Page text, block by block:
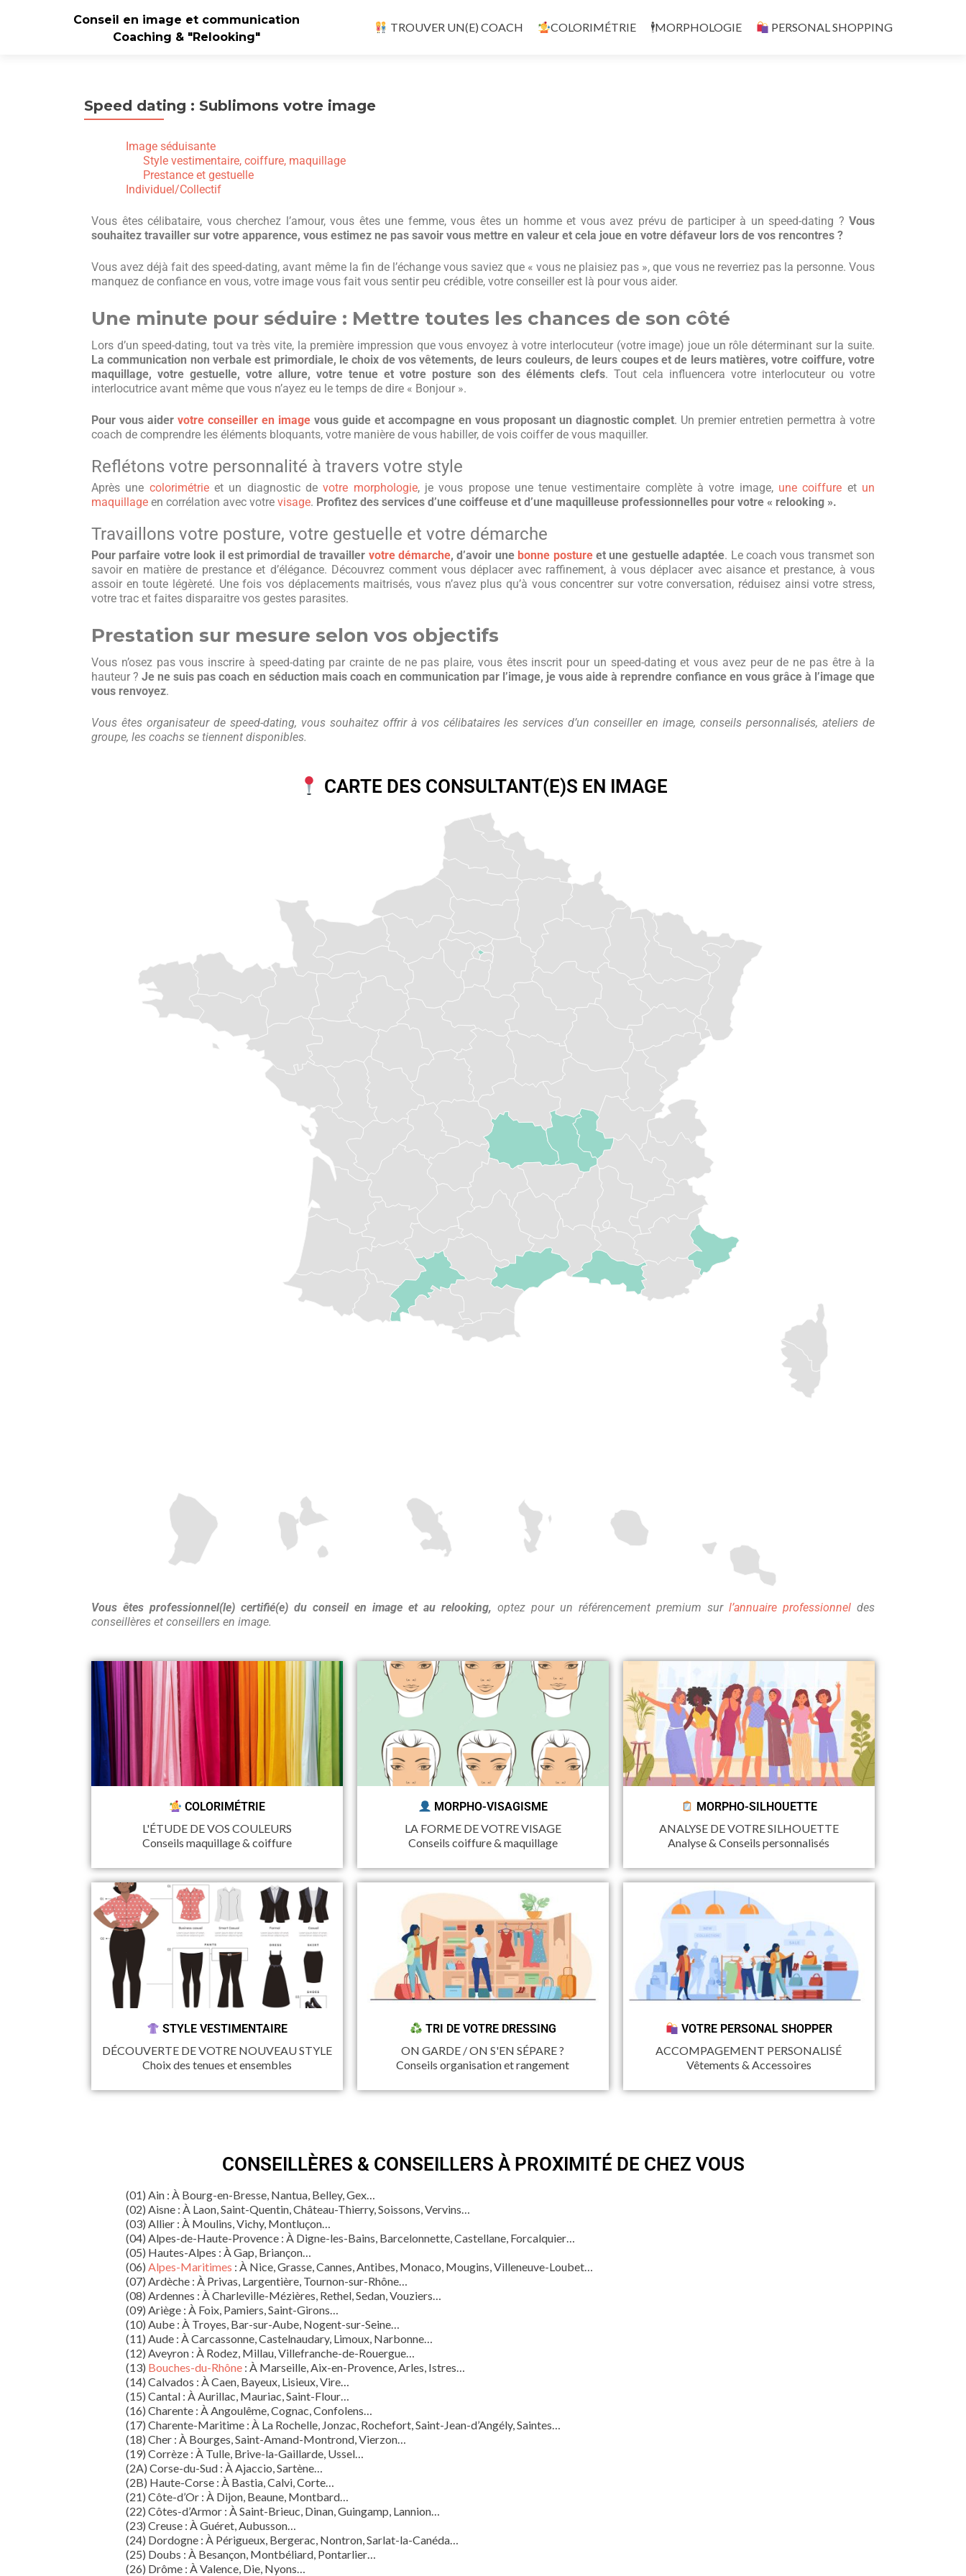
Conseil en image et communication
Coaching & "Relooking"
TROUVER UN(E) COACH COLORIMÉTRIE 🕴️MORPHOLOGIE PERSONAL SHOPPING
Speed dating : Sublimons votre image
Image séduisante
Style vestimentaire, coiffure, maquillage
Prestance et gestuelle
Individuel/Collectif
Vous êtes célibataire, vous cherchez l’amour, vous êtes une femme, vous êtes un homme et vous avez prévu de participer à un speed-dating ? Vous
souhaitez travailler sur votre apparence, vous estimez ne pas savoir vous mettre en valeur et cela joue en votre défaveur lors de vos rencontres ?
Vous avez déjà fait des speed-dating, avant même la fin de l’échange vous saviez que « vous ne plaisiez pas », que vous ne reverriez pas la personne. Vous
manquez de confiance en vous, votre image vous fait vous sentir peu crédible, votre conseiller est là pour vous aider.
Une minute pour séduire : Mettre toutes les chances de son côté
Lors d’un speed-dating, tout va très vite, la première impression que vous envoyez à votre interlocuteur (votre image) joue un rôle déterminant sur la suite.
La communication non verbale est primordiale, le choix de vos vêtements, de leurs couleurs, de leurs coupes et de leurs matières, votre coiffure, votre
maquillage, votre gestuelle, votre allure, votre tenue et votre posture son des éléments clefs. Tout cela influencera votre interlocuteur ou votre
interlocutrice avant même que vous n’ayez eu le temps de dire « Bonjour ».
Pour vous aider votre conseiller en image vous guide et accompagne en vous proposant un diagnostic complet. Un premier entretien permettra à votre
coach de comprendre les éléments bloquants, votre manière de vous habiller, de vois coiffer de vous maquiller.
Reflétons votre personnalité à travers votre style
Après une colorimétrieet un diagnostic devotre morphologie, je vous propose une tenue vestimentaire complète à votre image, une coiffure et un
maquillage en corrélation avec votre visage. Profitez des services d’une coiffeuse et d’une maquilleuse professionnelles pour votre « relooking ».
Travaillons votre posture, votre gestuelle et votre démarche
Pour parfaire votre look il est primordial de travailler votre démarche, d’avoir une bonne postureet une gestuelle adaptée. Le coach vous transmet son
savoir en matière de prestance et d’élégance. Découvrez comment vous déplacer avec raffinement, à vous déplacer avec aisance et prestance, à vous
assoir en toute légèreté. Une fois vos déplacements maitrisés, vous n’avez plus qu’à vous concentrer sur votre conversation, réduisez ainsi votre stress,
votre trac et faites disparaitre vos gestes parasites.
Prestation sur mesure selon vos objectifs
Vous n’osez pas vous inscrire à speed-dating par crainte de ne pas plaire, vous êtes inscrit pour un speed-dating et vous avez peur de ne pas être à la
hauteur ?Je ne suis pas coach en séduction mais coach en communication par l’image, je vous aide à reprendre confiance en vous grâce à l’image que
vous renvoyez.
Vous êtes organisateur de speed-dating, vous souhaitez offrir à vos célibataires les services d’un conseiller en image, conseils personnalisés, ateliers de
groupe, les coachs se tiennent disponibles.
CARTE DES CONSULTANT(E)S EN IMAGE
Vous êtes professionnel(le) certifié(e) du conseil en image et au relooking, optez pour un référencement premium sur l’annuaire professionnel des
conseillères et conseillers en image.
COLORIMÉTRIE
L'ÉTUDE DE VOS COULEURS
Conseils maquillage & coiffure
MORPHO-VISAGISME
LA FORME DE VOTRE VISAGE
Conseils coiffure & maquillage
MORPHO-SILHOUETTE
ANALYSE DE VOTRE SILHOUETTE
Analyse & Conseils personnalisés
STYLE VESTIMENTAIRE
DÉCOUVERTE DE VOTRE NOUVEAU STYLE
Choix des tenues et ensembles
TRI DE VOTRE DRESSING
ON GARDE / ON S'EN SÉPARE ?
Conseils organisation et rangement
VOTRE PERSONAL SHOPPER
ACCOMPAGEMENT PERSONALISÉ
Vêtements & Accessoires
CONSEILLÈRES & CONSEILLERS À PROXIMITÉ DE CHEZ VOUS
(01) Ain : À Bourg-en-Bresse, Nantua, Belley, Gex…
(02) Aisne : À Laon, Saint-Quentin, Château-Thierry, Soissons, Vervins…
(03) Allier : À Moulins, Vichy, Montluçon…
(04) Alpes-de-Haute-Provence : À Digne-les-Bains, Barcelonnette, Castellane, Forcalquier…
(05) Hautes-Alpes : À Gap, Briançon…
(06) Alpes-Maritimes : À Nice, Grasse, Cannes, Antibes, Monaco, Mougins, Villeneuve-Loubet…
(07) Ardèche : À Privas, Largentière, Tournon-sur-Rhône…
(08) Ardennes : À Charleville-Mézières, Rethel, Sedan, Vouziers…
(09) Ariège : À Foix, Pamiers, Saint-Girons…
(10) Aube : À Troyes, Bar-sur-Aube, Nogent-sur-Seine…
(11) Aude : À Carcassonne, Castelnaudary, Limoux, Narbonne…
(12) Aveyron : À Rodez, Millau, Villefranche-de-Rouergue…
(13) Bouches-du-Rhône : À Marseille, Aix-en-Provence, Arles, Istres…
(14) Calvados : À Caen, Bayeux, Lisieux, Vire…
(15) Cantal : À Aurillac, Mauriac, Saint-Flour…
(16) Charente : À Angoulême, Cognac, Confolens…
(17) Charente-Maritime : À La Rochelle, Jonzac, Rochefort, Saint-Jean-d’Angély, Saintes…
(18) Cher : À Bourges, Saint-Amand-Montrond, Vierzon…
(19) Corrèze : À Tulle, Brive-la-Gaillarde, Ussel…
(2A) Corse-du-Sud : À Ajaccio, Sartène…
(2B) Haute-Corse : À Bastia, Calvi, Corte…
(21) Côte-d’Or : À Dijon, Beaune, Montbard…
(22) Côtes-d’Armor : À Saint-Brieuc, Dinan, Guingamp, Lannion…
(23) Creuse : À Guéret, Aubusson…
(24) Dordogne : À Périgueux, Bergerac, Nontron, Sarlat-la-Canéda…
(25) Doubs : À Besançon, Montbéliard, Pontarlier…
(26) Drôme : À Valence, Die, Nyons…